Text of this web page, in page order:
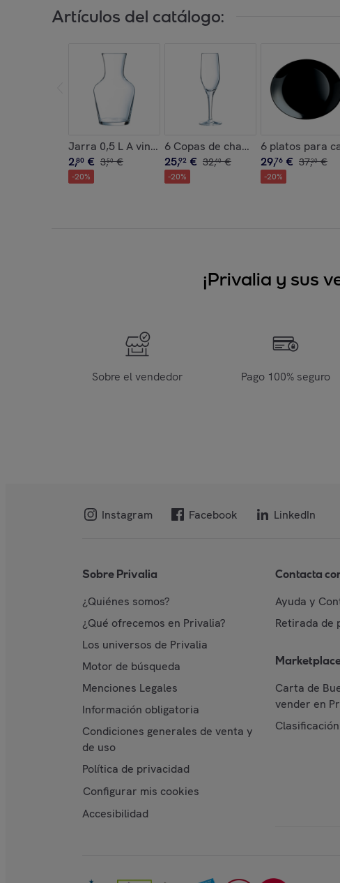
Artículos del catálogo:
Jarra 0,5 L A vin - Luminarc
2,80 € 3,50 €
-20%
6 Copas de champán 19 cl
25,92 € 32,40 €
-20%
6 platos para
29,76 € 37,20 €
-20%
¡Privalia y sus
Sobre el vendedor Pago 100% seguro
Instagram Facebook LinkedIn
Sobre Privalia
¿Quiénes somos?
¿Qué ofrecemos en Privalia?
Los universos de Privalia
Motor de búsqueda
Menciones Legales
Información obligatoria
Condiciones generales de venta y
de uso
Política de privacidad
Configurar mis cookies
Accesibilidad
Contacta
Ayuda y
Retirada de
Carta de
vender en